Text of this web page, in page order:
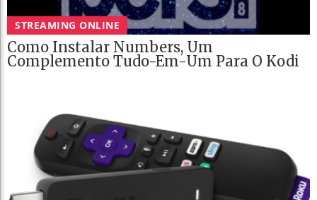
STREAMING ONLINE
Como Instalar Numbers, Um
Complemento Tudo-Em-Um Para O Kodi